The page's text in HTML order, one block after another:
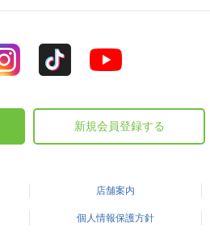
新規会員登録する
店舗案内
個人情報保護方針